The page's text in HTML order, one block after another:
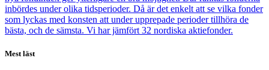
inbördes under olika tidsperioder. Då är det enkelt att se vilka fonder
som lyckas med konsten att under upprepade perioder tillhöra de
bästa, och de sämsta. Vi har jämfört 32 nordiska aktiefonder.
Mest läst